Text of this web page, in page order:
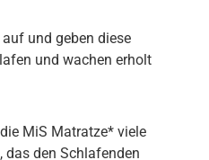
und geben diese
und wachen erholt
MiS Matratze* viele
das den Schlafenden